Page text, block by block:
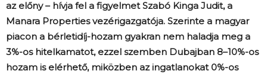
az előny – hívja fel a figyelmet Szabó Kinga Judit, a
Manara Properties vezérigazgatója. Szerinte a magyar
piacon a bérletidíj-hozam gyakran nem haladja meg a
3%-os hitelkamatot, ezzel szemben Dubajban 8–10%-os
hozam is elérhető, miközben az ingatlanokat 0%-os